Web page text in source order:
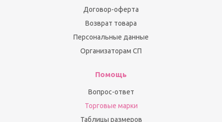
Договор-оферта
Возврат товара
Персональные данные
Организаторам СП
Помощь
Вопрос-ответ
Торговые марки
Таблицы размеров